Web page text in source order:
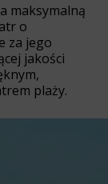
maksymalną
o
za jego
jakości
plaży.